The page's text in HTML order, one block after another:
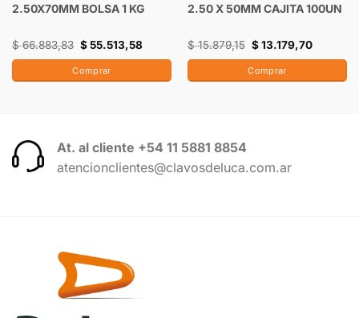
2.50X70MM BOLSA 1 KG
$66.883,83 $55.513,58
Comprar
2.50 X 50MM CAJITA 100UN
$15.879,15 $13.179,70
Comprar
At. al cliente +54 11 5881 8854
atencionclientes@clavosdeluca.com.ar